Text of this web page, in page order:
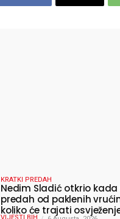
KRATKI PREDAH
Nedim Sladić otkrio kada
predah od paklenih
koliko će trajati
VIJESTI BIH